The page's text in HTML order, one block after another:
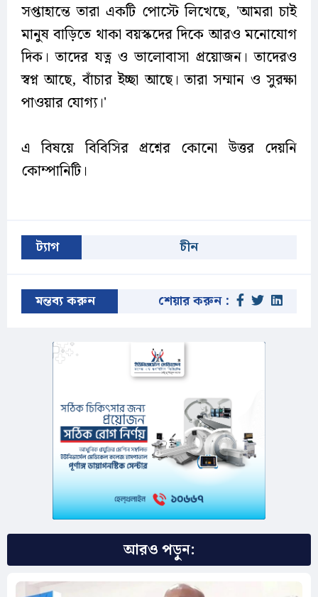
সপ্তাহান্তে তারা একটি পোস্টে লিখেছে, 'আমরা চাই
মানুষ বাড়িতে থাকা বয়স্কদের দিকে আরও মনোযোগ
দিক। তাদের যত্ন ও ভালোবাসা প্রয়োজন। তাদেরও
স্বপ্ন আছে, বাঁচার ইচ্ছা আছে। তারা সম্মান ও সুরক্ষা
পাওয়ার যোগ্য।'
এ বিষয়ে বিবিসির প্রশ্নের কোনো উত্তর দেয়নি
কোম্পানিটি।
ট্যাগ চীন
মন্তব্য করুন শেয়ার করুন :
আরও পড়ুন: